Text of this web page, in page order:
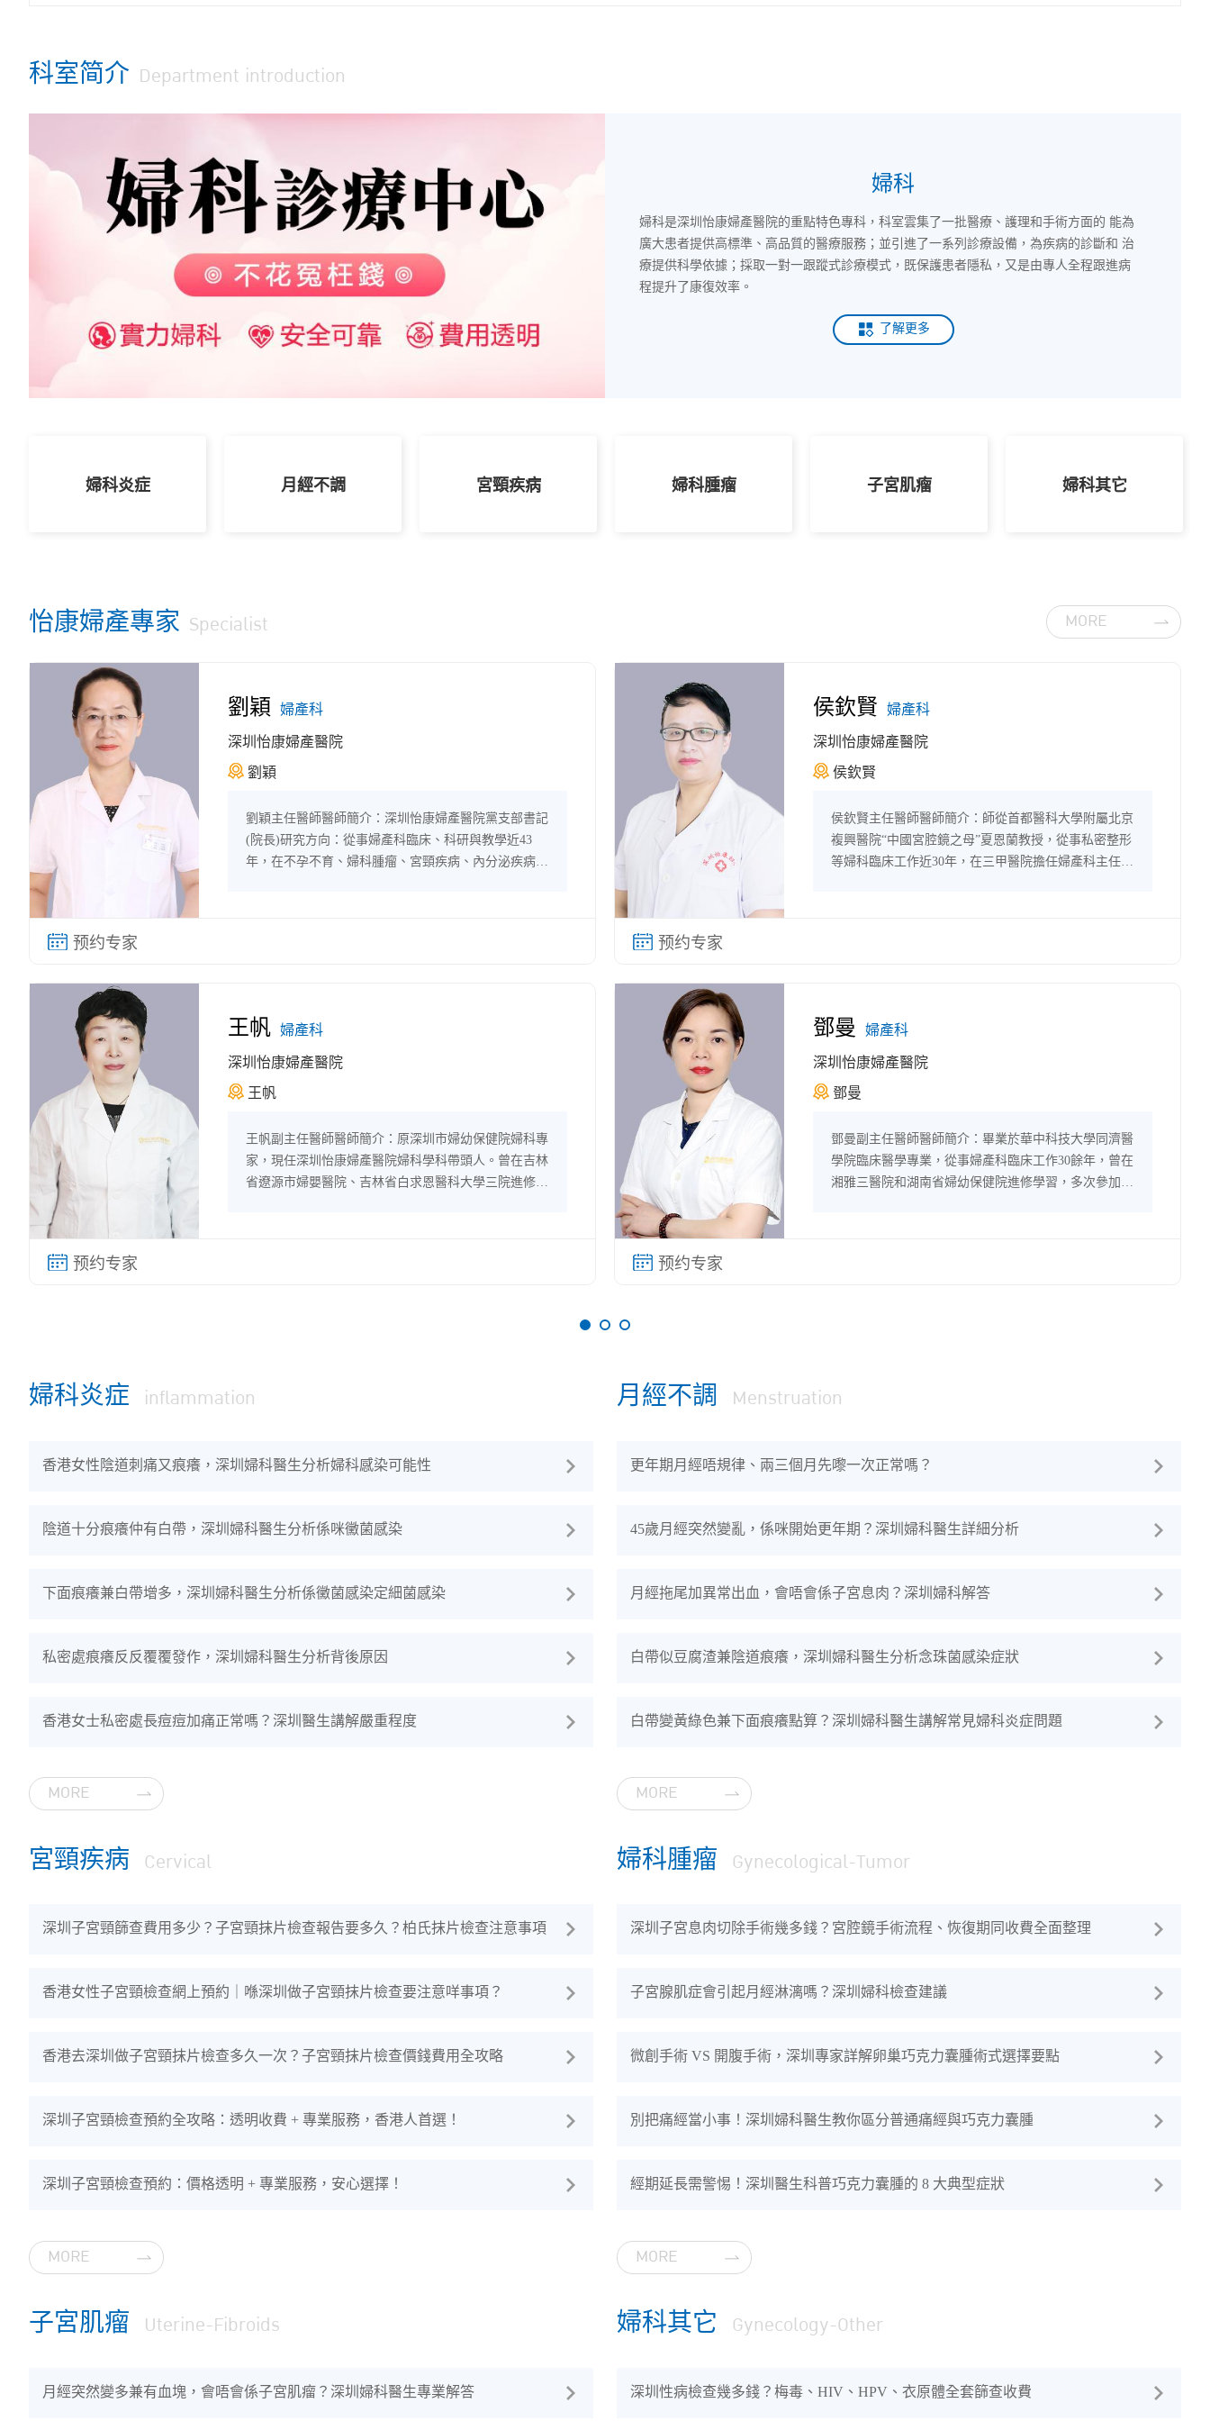
科室简介 Department introduction
婦科
婦科是深圳怡康婦產醫院的重點特色專科，科室雲集了一批醫療、護理和手術方面的 能為
廣大患者提供高標準、高品質的醫療服務；並引進了一系列診療設備，為疾病的診斷和 治
療提供科學依據；採取一對一跟蹤式診療模式，既保護患者隱私，又是由專人全程跟進病
程提升了康復效率。
了解更多
婦科炎症 月經不調 宮頸疾病 婦科腫瘤 子宮肌瘤 婦科其它
怡康婦產專家 Specialist MORE
劉穎 婦產科
深圳怡康婦產醫院
劉穎
劉穎主任醫師醫師簡介：深圳怡康婦產醫院黨支部書記
(院長)研究方向：從事婦產科臨床、科研與教學近43
年，在不孕不育、婦科腫瘤、宮頸疾病、內分泌疾病等
王帆 婦產科
深圳怡康婦產醫院
王帆
王帆副主任醫師醫師簡介：原深圳市婦幼保健院婦科專
家，現任深圳怡康婦產醫院婦科學科帶頭人。曾在吉林
省遼源市婦嬰醫院、吉林省白求恩醫科大學三院進修。
侯欽賢 婦產科
深圳怡康婦產醫院
侯欽賢
侯欽賢主任醫師醫師簡介：師從首都醫科大學附屬北京
複興醫院“中國宮腔鏡之母”夏恩蘭教授，從事私密整形
等婦科臨床工作近30年，在三甲醫院擔任婦產科主任10
鄧曼 婦產科
深圳怡康婦產醫院
鄧曼
鄧曼副主任醫師醫師簡介：畢業於華中科技大學同濟醫
學院臨床醫學專業，從事婦產科臨床工作30餘年，曾在
湘雅三醫院和湖南省婦幼保健院進修學習，多次參加全
婦科炎症 inflammation
香港女性陰道刺痛又痕癢，深圳婦科醫生分析婦科感染可能性
陰道十分痕癢仲有白帶，深圳婦科醫生分析係咪黴菌感染
下面痕癢兼白帶增多，深圳婦科醫生分析係黴菌感染定細菌感染
私密處痕癢反反覆覆發作，深圳婦科醫生分析背後原因
香港女士私密處長痘痘加痛正常嗎？深圳醫生講解嚴重程度
MORE
月經不調 Menstruation
更年期月經唔規律、兩三個月先嚟一次正常嗎？
45歲月經突然變亂，係咪開始更年期？深圳婦科醫生詳細分析
月經拖尾加異常出血，會唔會係子宮息肉？深圳婦科解答
白帶似豆腐渣兼陰道痕癢，深圳婦科醫生分析念珠菌感染症狀
白帶變黃綠色兼下面痕癢點算？深圳婦科醫生講解常見婦科炎症問題
MORE
宮頸疾病 Cervical
深圳子宮頸篩查費用多少？子宮頸抹片檢查報告要多久？柏氏抹片檢查注意事項
香港女性子宮頸檢查網上預約｜喺深圳做子宮頸抹片檢查要注意咩事項？
香港去深圳做子宮頸抹片檢查多久一次？子宮頸抹片檢查價錢費用全攻略
深圳子宮頸檢查預約全攻略：透明收費 + 專業服務，香港人首選！
深圳子宮頸檢查預約：價格透明 + 專業服務，安心選擇！
MORE
婦科腫瘤 Gynecological-Tumor
深圳子宮息肉切除手術幾多錢？宮腔鏡手術流程、恢復期同收費全面整理
子宮腺肌症會引起月經淋漓嗎？深圳婦科檢查建議
微創手術 VS 開腹手術，深圳專家詳解卵巢巧克力囊腫術式選擇要點
別把痛經當小事！深圳婦科醫生教你區分普通痛經與巧克力囊腫
經期延長需警惕！深圳醫生科普巧克力囊腫的 8 大典型症狀
MORE
子宮肌瘤 Uterine-Fibroids
月經突然變多兼有血塊，會唔會係子宮肌瘤？深圳婦科醫生專業解答
婦科其它 Gynecology-Other
深圳性病檢查幾多錢？梅毒、HIV、HPV、衣原體全套篩查收費